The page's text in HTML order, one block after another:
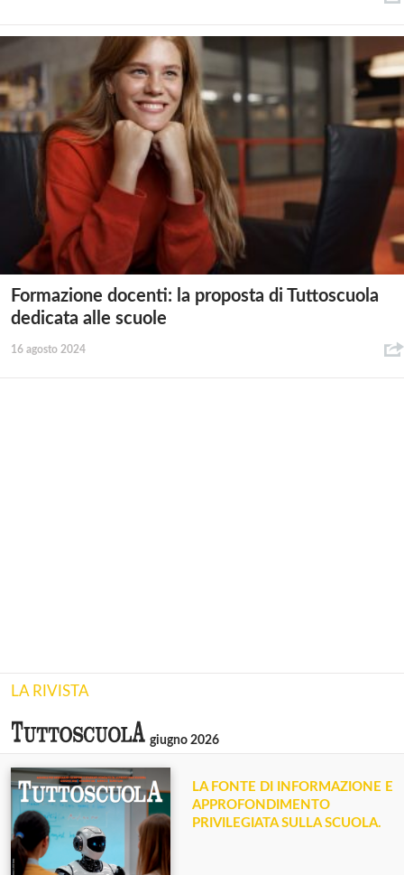
Formazione docenti: la proposta di Tuttoscuola
dedicata alle scuole
16 agosto 2024
LA RIVISTA
giugno 2026
LA FONTE DI INFORMAZIONE E
APPROFONDIMENTO
PRIVILEGIATA SULLA SCUOLA.